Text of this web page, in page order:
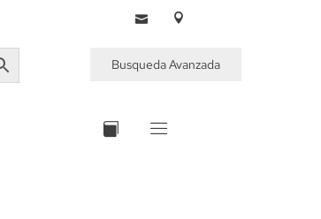
Busqueda Avanzada